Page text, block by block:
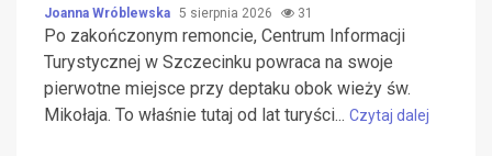
Joanna Wróblewska 5 sierpnia 2026 31
Po zakończonym remoncie, Centrum Informacji
Turystycznej w Szczecinku powraca na swoje
pierwotne miejsce przy deptaku obok wieży św.
Mikołaja. To właśnie tutaj od lat turyści... Czytaj dalej